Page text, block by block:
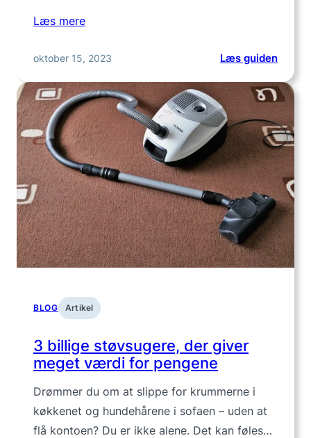
Læs mere
oktober 15, 2023 Læs guiden:
BLOG Artikel
3 billige støvsugere, der giver
meget værdi for pengene
Drømmer du om at slippe for krummerne i
køkkenet og hundehårene i sofaen – uden at
flå kontoen? Du er ikke alene. Det kan føles…